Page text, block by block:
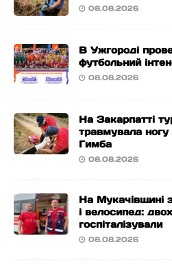
08.08.2026
В Ужгороді
футбольний
08.08.2026
На Закарпатті
травмувала ногу
Гимба
08.08.2026
На Мукачівщині
і велосипед:
госпіталізували
08.08.2026